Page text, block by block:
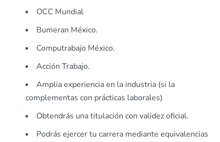
OCC Mundial
Bumeran México.
Computrabajo México.
Acción Trabajo.
Amplia experiencia en la industria (si la
complementas con prácticas laborales)
Obtendrás una titulación con validez oficial.
Podrás ejercer tu carrera mediante equivalencias